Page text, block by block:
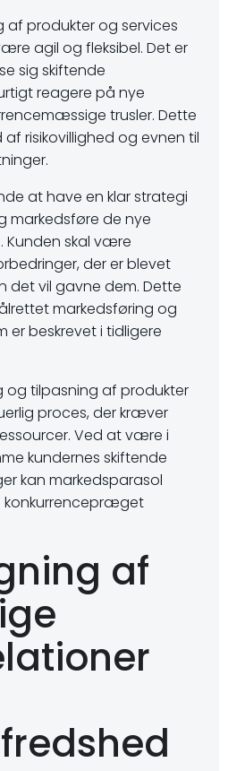
af produkter og services
agil og fleksibel. Det er
sig skiftende
reagere på nye
trusler. Dette
risikovillighed og evnen til
at have en klar strategi
markedsføre de nye
Kunden skal være
der er blevet
det vil gavne dem. Dette
markedsføring og
er beskrevet i tidligere
og tilpasning af produkter
proces, der kræver
Ved at være i
kundernes skiftende
kan markedsparasol
konkurrencepræget
af